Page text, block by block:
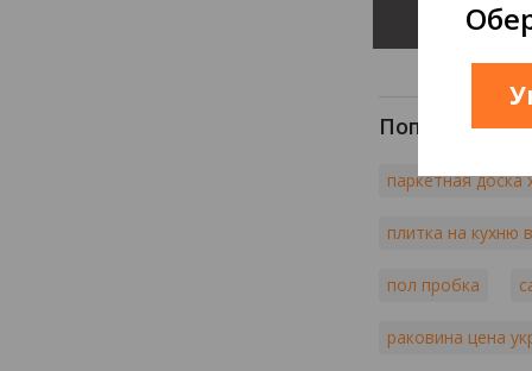
Популярные
паркетная доска
плитка на кухню
пол пробка
раковина цена